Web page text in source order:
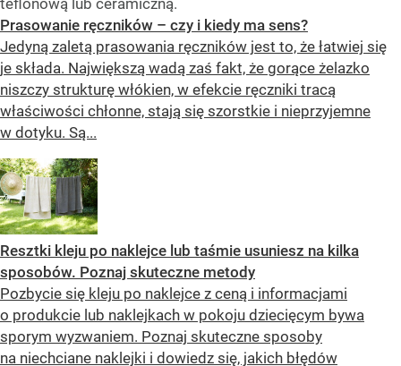
teflonową lub ceramiczną.
Prasowanie ręczników – czy i kiedy ma sens?
Jedyną zaletą prasowania ręczników jest to, że łatwiej się
je składa. Największą wadą zaś fakt, że gorące żelazko
niszczy strukturę włókien, w efekcie ręczniki tracą
właściwości chłonne, stają się szorstkie i nieprzyjemne
w dotyku. Są...
Resztki kleju po naklejce lub taśmie usuniesz na kilka
sposobów. Poznaj skuteczne metody
Pozbycie się kleju po naklejce z ceną i informacjami
o produkcie lub naklejkach w pokoju dziecięcym bywa
sporym wyzwaniem. Poznaj skuteczne sposoby
na niechciane naklejki i dowiedz się, jakich błędów